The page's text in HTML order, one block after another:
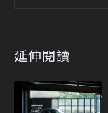
延伸閱讀